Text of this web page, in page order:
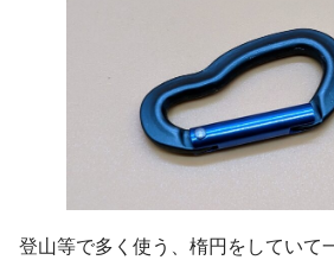
登山等で多く使う、楕円をしていて